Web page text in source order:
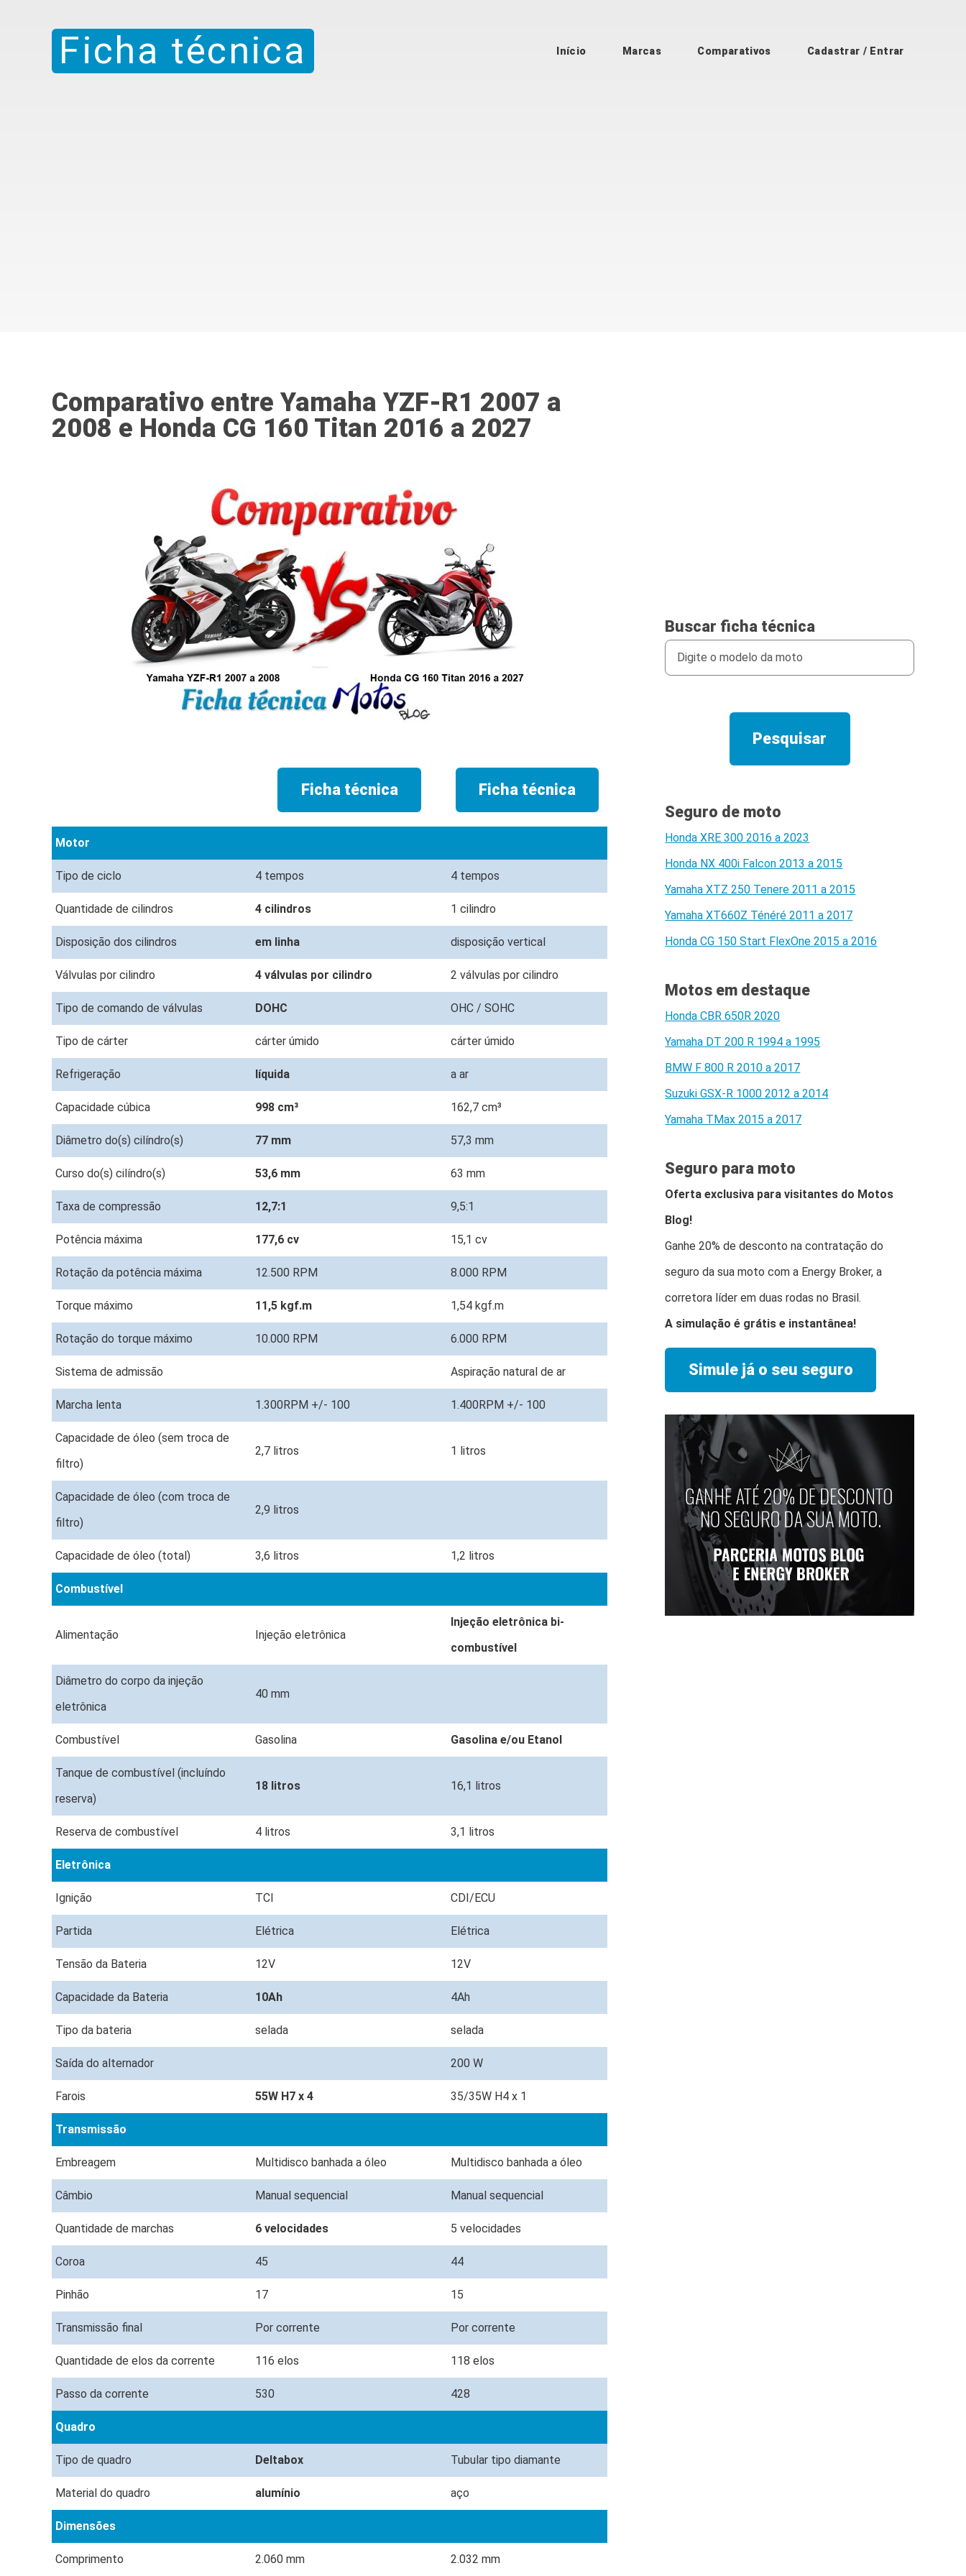
Ficha técnica Início Marcas Comparativos Cadastrar / Entrar
Comparativo entre Yamaha YZF-R1 2007 a
2008 e Honda CG 160 Titan 2016 a 2027
Ficha técnica Ficha técnica
Motor
Tipo de ciclo 4 tempos 4 tempos
Quantidade de cilindros 4 cilindros 1 cilindro
Disposição dos cilindros em linha disposição vertical
Válvulas por cilindro 4 válvulas por cilindro 2 válvulas por cilindro
Tipo de comando de válvulas DOHC OHC / SOHC
Tipo de cárter cárter úmido cárter úmido
Refrigeração líquida a ar
Capacidade cúbica 998 cm³ 162,7 cm³
Diâmetro do(s) cilíndro(s) 77 mm 57,3 mm
Curso do(s) cilíndro(s) 53,6 mm 63 mm
Taxa de compressão 12,7:1 9,5:1
Potência máxima 177,6 cv 15,1 cv
Rotação da potência máxima 12.500 RPM 8.000 RPM
Torque máximo 11,5 kgf.m 1,54 kgf.m
Rotação do torque máximo 10.000 RPM 6.000 RPM
Sistema de admissão Aspiração natural de ar
Marcha lenta 1.300RPM +/- 100 1.400RPM +/- 100
Capacidade de óleo (sem troca de
filtro)
2,7 litros 1 litros
Capacidade de óleo (com troca de
filtro)
2,9 litros
Capacidade de óleo (total) 3,6 litros 1,2 litros
Combustível
Alimentação Injeção eletrônica
Injeção eletrônica bi-
combustível
Diâmetro do corpo da injeção
eletrônica
40 mm
Combustível Gasolina Gasolina e/ou Etanol
Tanque de combustível (incluíndo
reserva)
18 litros 16,1 litros
Reserva de combustível 4 litros 3,1 litros
Eletrônica
Ignição TCI CDI/ECU
Partida Elétrica Elétrica
Tensão da Bateria 12V 12V
Capacidade da Bateria 10Ah 4Ah
Tipo da bateria selada selada
Saída do alternador 200 W
Farois 55W H7 x 4 35/35W H4 x 1
Transmissão
Embreagem Multidisco banhada a óleo Multidisco banhada a óleo
Câmbio Manual sequencial Manual sequencial
Quantidade de marchas 6 velocidades 5 velocidades
Coroa 45 44
Pinhão 17 15
Transmissão final Por corrente Por corrente
Quantidade de elos da corrente 116 elos 118 elos
Passo da corrente 530 428
Quadro
Tipo de quadro Deltabox Tubular tipo diamante
Material do quadro alumínio aço
Dimensões
Comprimento 2.060 mm 2.032 mm
Buscar ficha técnica
Seguro de moto
Honda XRE 300 2016 a 2023
Honda NX 400i Falcon 2013 a 2015
Yamaha XTZ 250 Tenere 2011 a 2015
Yamaha XT660Z Ténéré 2011 a 2017
Honda CG 150 Start FlexOne 2015 a 2016
Motos em destaque
Honda CBR 650R 2020
Yamaha DT 200 R 1994 a 1995
BMW F 800 R 2010 a 2017
Suzuki GSX-R 1000 2012 a 2014
Yamaha TMax 2015 a 2017
Seguro para moto
Oferta exclusiva para visitantes do Motos
Blog!
Ganhe 20% de desconto na contratação do
seguro da sua moto com a Energy Broker, a
corretora líder em duas rodas no Brasil.
A simulação é grátis e instantânea!
Simule já o seu seguro